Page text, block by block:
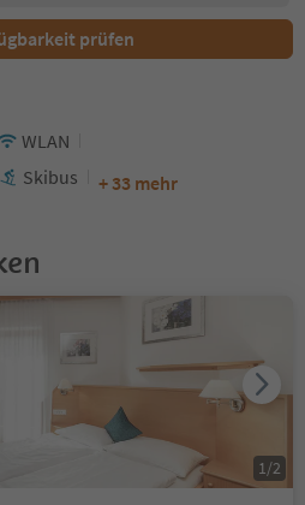
prüfen
WLAN
Skibus + 33 mehr
1 /2